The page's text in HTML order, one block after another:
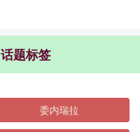
话题标签
委内瑞拉